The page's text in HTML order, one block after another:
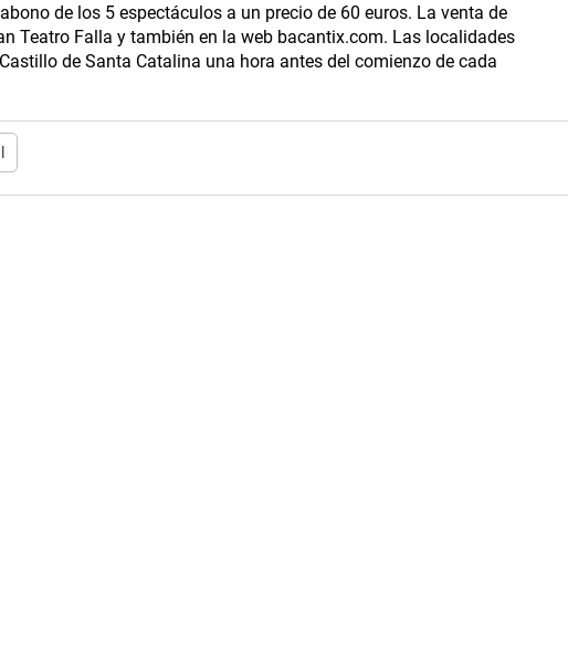
de los 5 espectáculos a un precio de 60 euros. La venta de
Teatro Falla y también en la web bacantix.com. Las localidades
de Santa Catalina una hora antes del comienzo de cada